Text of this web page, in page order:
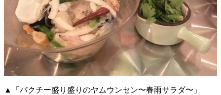
▲「パクチー盛り盛りのヤムウンセン〜春雨サラダ〜」